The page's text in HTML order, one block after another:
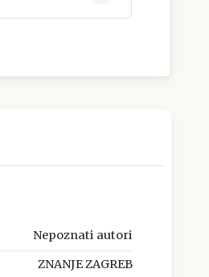
Nepoznati autori
ZNANJE ZAGREB